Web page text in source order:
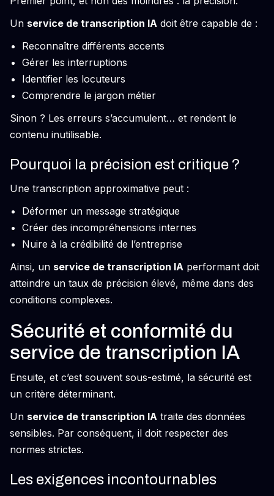
Un service de transcription IA doit être capable de :
Reconnaître différents accents
Gérer les interruptions
Identifier les locuteurs
Comprendre le jargon métier
Sinon ? Les erreurs s’accumulent… et rendent le
contenu inutilisable.
Pourquoi la précision est critique ?
Une transcription approximative peut :
Déformer un message stratégique
Créer des incompréhensions internes
Nuire à la crédibilité de l’entreprise
Ainsi, un service de transcription IA performant doit
atteindre un taux de précision élevé, même dans des
conditions complexes.
Sécurité et conformité du
service de transcription IA
Ensuite, et c’est souvent sous-estimé, la sécurité est
un critère déterminant.
Un service de transcription IA traite des données
sensibles. Par conséquent, il doit respecter des
normes strictes.
Les exigences incontournables